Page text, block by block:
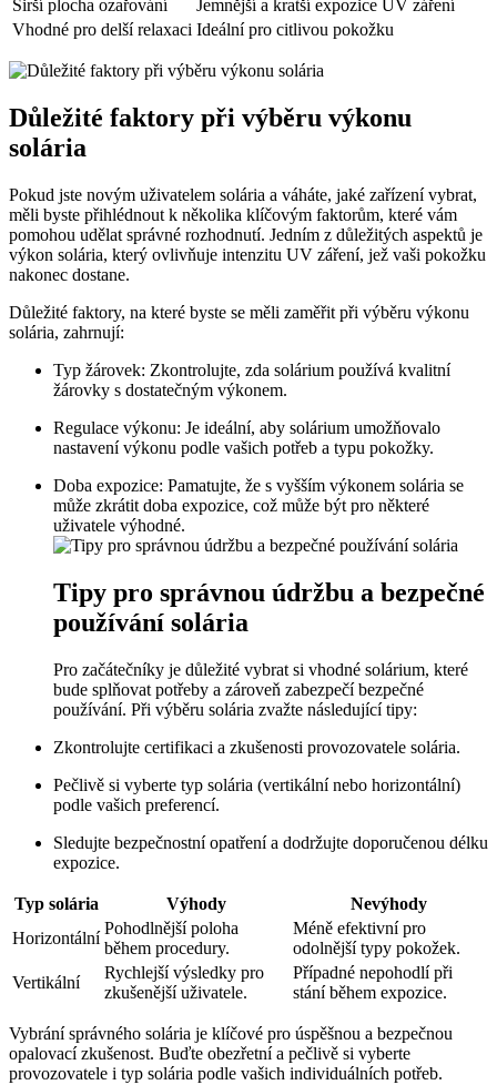
Širší plocha ozařování
Jemnější a kratší expozice UV záření
Vhodné pro delší relaxaci Ideální pro citlivou pokožku
Důležité faktory při výběru výkonu
solária
Pokud jste novým uživatelem solária a váháte, jaké zařízení vybrat,
měli byste přihlédnout k několika klíčovým faktorům, které vám
pomohou udělat správné rozhodnutí. Jedním z důležitých aspektů je
výkon solária, který ovlivňuje intenzitu UV záření, jež vaši pokožku
nakonec dostane.
Důležité faktory, na které byste se měli zaměřit při výběru výkonu
solária, zahrnují:
Typ žárovek: Zkontrolujte, zda solárium používá kvalitní
žárovky s dostatečným výkonem.
Regulace výkonu: Je ideální, aby solárium umožňovalo
nastavení výkonu podle vašich potřeb a typu pokožky.
Doba expozice: Pamatujte, že s vyšším výkonem solária se
může zkrátit doba expozice, což může být pro některé
uživatele výhodné.
Tipy pro správnou údržbu a bezpečné
používání solária
Pro začátečníky je důležité vybrat si vhodné solárium, které
bude splňovat potřeby a zároveň zabezpečí bezpečné
používání. Při výběru solária zvažte následující tipy:
Zkontrolujte certifikaci a zkušenosti provozovatele solária.
Pečlivě si vyberte typ solária (vertikální nebo horizontální)
podle vašich preferencí.
Sledujte bezpečnostní opatření a dodržujte doporučenou délku
expozice.
Typ solária Výhody
Nevýhody
Horizontální
Pohodlnější poloha
během procedury.
Méně efektivní pro
odolnější typy pokožek.
Vertikální
Rychlejší výsledky pro
zkušenější uživatele.
Případné nepohodlí při
stání během expozice.
Vybrání správného solária je klíčové pro úspěšnou a bezpečnou
opalovací zkušenost. Buďte obezřetní a pečlivě si vyberte
provozovatele i typ solária podle vašich individuálních potřeb.